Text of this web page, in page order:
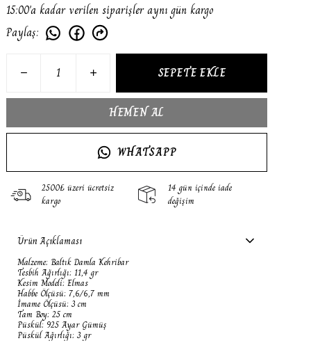
15:00'a kadar verilen siparişler aynı gün kargo
Paylaş:
SEPETE EKLE
HEMEN AL
WHATSAPP
2500₺ üzeri ücretsiz
kargo
14 gün içinde iade
değişim
Ürün Açıklaması
Malzeme: Baltık Damla Kehribar
Tesbih Ağırlığı: 11,4 gr
Kesim Modeli: Elmas
Habbe Ölçüsü: 7,6/6,7 mm
İmame Ölçüsü: 3 cm
Tam Boy: 25 cm
Püskül: 925 Ayar Gümüş
Püskül Ağırlığı: 3 gr